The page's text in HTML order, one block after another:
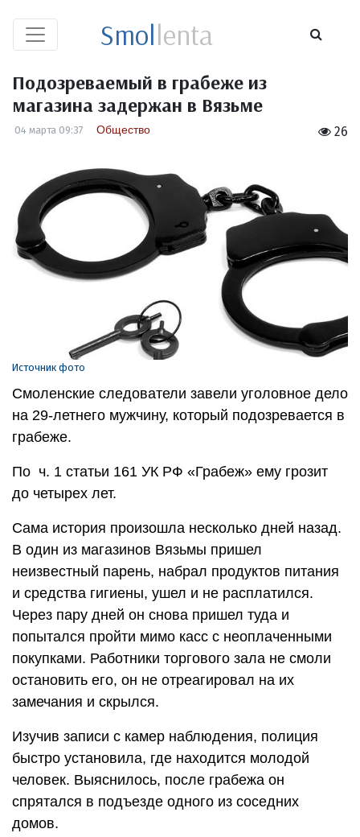
Smollenta
Подозреваемый в грабеже из
магазина задержан в Вязьме
26
04 марта 09:37 Общество
Источник фото
Смоленские следователи завели уголовное дело
на 29-летнего мужчину, который подозревается в
грабеже.
По ч. 1 статьи 161 УК РФ «Грабеж» ему грозит
до четырех лет.
Сама история произошла несколько дней назад.
В один из магазинов Вязьмы пришел
неизвестный парень, набрал продуктов питания
и средства гигиены, ушел и не расплатился.
Через пару дней он снова пришел туда и
попытался пройти мимо касс с неоплаченными
покупками. Работники торгового зала не смоли
остановить его, он не отреагировал на их
замечания и скрылся.
Изучив записи с камер наблюдения, полиция
быстро установила, где находится молодой
человек. Выяснилось, после грабежа он
спрятался в подъезде одного из соседних
домов.